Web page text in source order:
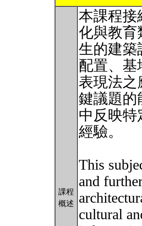
課程
概述
本課程接
化與教育
生的建築
配置、基
表現法之
鍵議題的
中反映特
經驗。
This
and
cultural